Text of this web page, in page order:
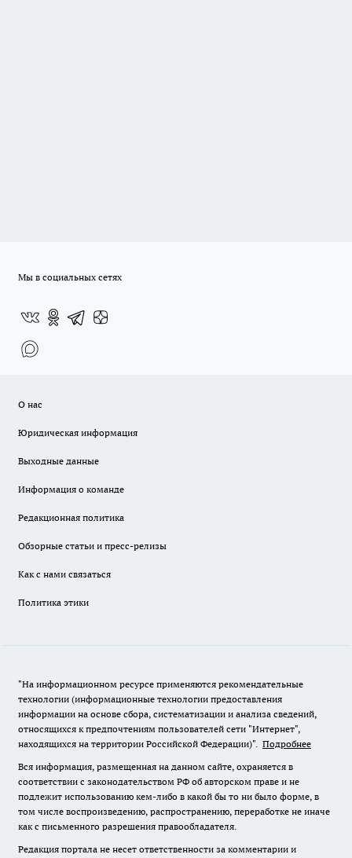
Мы в социальных сетях
О нас
Юридическая информация
Выходные данные
Информация о команде
Редакционная политика
Обзорные статьи и пресс-релизы
Как с нами связаться
Политика этики
"На информационном ресурсе применяются рекомендательные
технологии (информационные технологии предоставления
информации на основе сбора, систематизации и анализа сведений,
относящихся к предпочтениям пользователей сети "Интернет",
находящихся на территории Российской Федерации)". Подробнее
Вся информация, размещенная на данном сайте, охраняется в
соответствии с законодательством РФ об авторском праве и не
подлежит использованию кем-либо в какой бы то ни было форме, в
том числе воспроизведению, распространению, переработке не иначе
как с письменного разрешения правообладателя.
Редакция портала не несет ответственности за комментарии и